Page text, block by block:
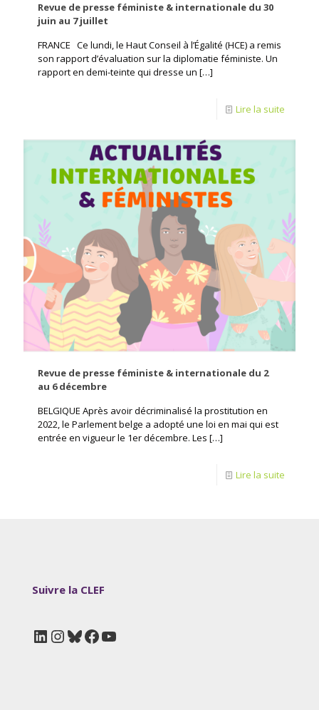
Revue de presse féministe & internationale du 30
juin au 7 juillet
FRANCE Ce lundi, le Haut Conseil à l’Égalité (HCE) a remis
son rapport d’évaluation sur la diplomatie féministe. Un
rapport en demi-teinte qui dresse un […]
Lire la suite
Revue de presse féministe & internationale du 2
au 6 décembre
BELGIQUE Après avoir décriminalisé la prostitution en
2022, le Parlement belge a adopté une loi en mai qui est
entrée en vigueur le 1er décembre. Les […]
Lire la suite
Suivre la CLEF
LinkedIn
Instagram
Bluesky
Facebook
YouTube